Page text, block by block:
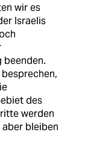
wir es
Israelis
beenden.
des
werden
aber bleiben